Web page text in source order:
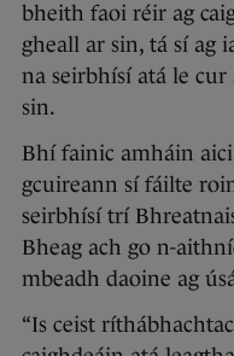
bheith faoi réir ag
gheall ar sin, tá sí ag
na seirbhísí atá le
sin.
Bhí fainic amháin
gcuireann sí fáilte
seirbhísí trí
Bheag ach go n-
mbeadh daoine ag
“Is ceist